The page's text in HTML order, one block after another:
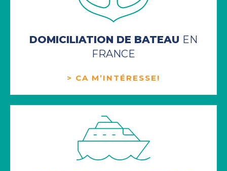
DOMICILIATION DE BATEAU EN
FRANCE
> CA M’INTÉRESSE!